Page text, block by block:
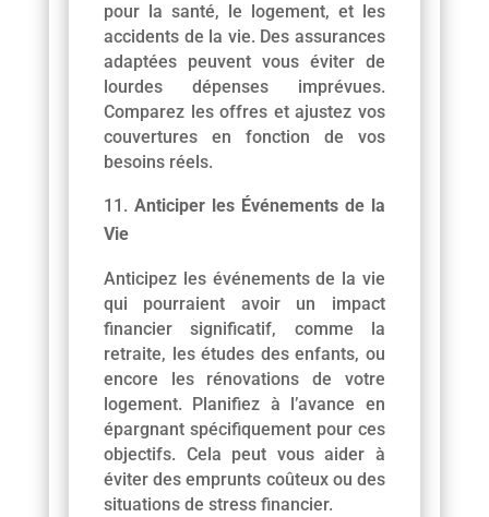
pour la santé, le logement, et les
accidents de la vie. Des assurances
adaptées peuvent vous éviter de
lourdes dépenses imprévues.
Comparez les offres et ajustez vos
couvertures en fonction de vos
besoins réels.
Anticiper les Événements de la
Vie
Anticipez les événements de la vie
qui pourraient avoir un impact
financier significatif, comme la
retraite, les études des enfants, ou
encore les rénovations de votre
logement. Planifiez à l’avance en
épargnant spécifiquement pour ces
objectifs. Cela peut vous aider à
éviter des emprunts coûteux ou des
situations de stress financier.